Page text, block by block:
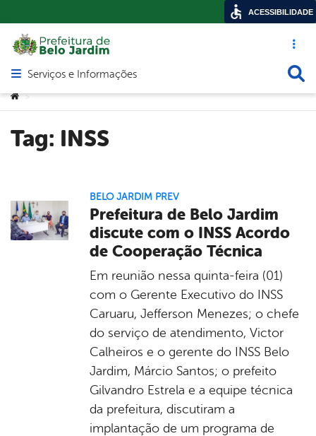
Acesso
Abrir menu principal de navegação
Serviços e Informações
Você está aqui:
>
Tag: INSS
BELO JARDIM PREV
Prefeitura de Belo Jardim
discute com o INSS Acordo
de Cooperação Técnica
Em reunião nessa quinta-feira (01)
com o Gerente Executivo do INSS
Caruaru, Jefferson Menezes; o chefe
do serviço de atendimento, Victor
Calheiros e o gerente do INSS Belo
Jardim, Márcio Santos; o prefeito
Gilvandro Estrela e a equipe técnica
da prefeitura, discutiram a
implantação de um programa de
ACESSIBILIDADE